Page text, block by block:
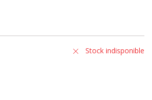
surélevée avec un support à roulette pour
Stock indisponible